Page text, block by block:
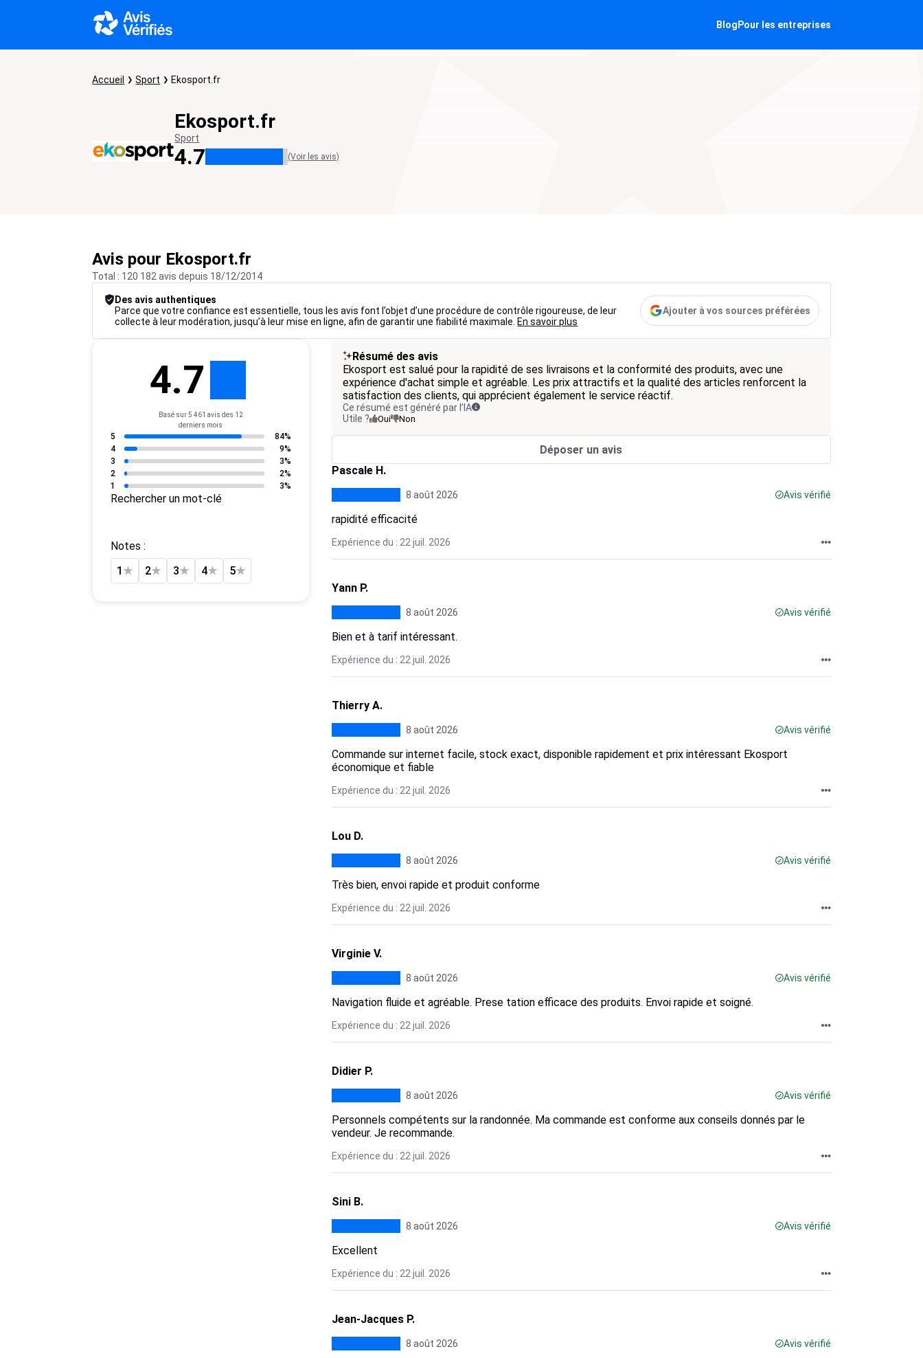
Blog Pour les entreprises
Accueil Sport Ekosport.fr
Ekosport.fr
Sport
4.7 (Voir les avis)
Avis pour Ekosport.fr
Total : 120 182 avis depuis 18/12/2014
Des avis authentiques
Parce que votre confiance est essentielle, tous les avis font l’objet d’une procédure de contrôle rigoureuse, de leur
collecte à leur modération, jusqu’à leur mise en ligne, afin de garantir une fiabilité maximale. En savoir plus
Ajouter à vos sources préférées
4.7
Basé sur 5 461 avis des 12
derniers mois
5
84%
4
9%
3
3%
2
2%
1
3%
Rechercher un mot-clé
Notes :
1 ★ 2★ 3★ 4★ 5★
Résumé des avis
Ekosport est salué pour la rapidité de ses livraisons et la conformité des produits, avec une
expérience d'achat simple et agréable. Les prix attractifs et la qualité des articles renforcent la
satisfaction des clients, qui apprécient également le service réactif.
Ce résumé est généré par l’IA
Utile ?
Oui Non
Déposer un avis
Pascale H.
8 août 2026 Avis vérifié
rapidité efficacité
Expérience du : 22 juil. 2026
Yann P.
8 août 2026 Avis vérifié
Bien et à tarif intéressant.
Expérience du : 22 juil. 2026
Thierry A.
8 août 2026 Avis vérifié
Commande sur internet facile, stock exact, disponible rapidement et prix intéressant Ekosport
économique et fiable
Expérience du : 22 juil. 2026
Lou D.
8 août 2026 Avis vérifié
Très bien, envoi rapide et produit conforme
Expérience du : 22 juil. 2026
Virginie V.
8 août 2026 Avis vérifié
Navigation fluide et agréable. Prese tation efficace des produits. Envoi rapide et soigné.
Expérience du : 22 juil. 2026
Didier P.
8 août 2026 Avis vérifié
Personnels compétents sur la randonnée. Ma commande est conforme aux conseils donnés par le
vendeur. Je recommande.
Expérience du : 22 juil. 2026
Sini B.
8 août 2026 Avis vérifié
Excellent
Expérience du : 22 juil. 2026
Jean-Jacques P.
8 août 2026 Avis vérifié